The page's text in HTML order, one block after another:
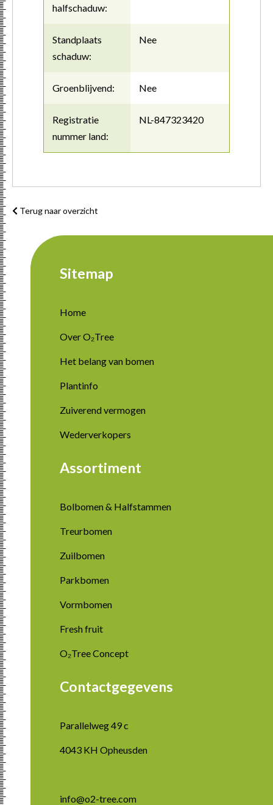
halfschaduw:
Standplaats
schaduw:
Nee
Groenblijvend: Nee
Registratie
nummer land:
NL-847323420
Terug naar overzicht
Sitemap
Home
Over O₂Tree
Het belang van bomen
Plantinfo
Zuiverend vermogen
Wederverkopers
Assortiment
Bolbomen & Halfstammen
Treurbomen
Zuilbomen
Parkbomen
Vormbomen
Fresh fruit
O₂Tree Concept
Contactgegevens
Parallelweg 49 c
4043 KH Opheusden
info@o2-tree.com